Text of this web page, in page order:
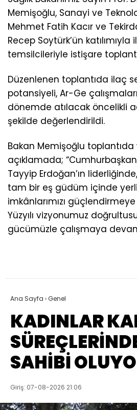
Memişoğlu, Sanayi ve
Mehmet Fatih Kacır ve
Recep Soytürk’ün
temsilcileriyle istişare
Düzenlenen toplantıda ilaç
potansiyeli, Ar-Ge
dönemde atılacak öncelikli
şekilde değerlendirildi.
Bakan Memişoğlu toplantıda
açıklamada;
Tayyip Erdoğan’ın
tam bir eş güdüm içinde
imkânlarımızı güçlendirmeye
Yüzyılı vizyonumuz
gücümüzle çalışmaya
Ana Sayfa ›Genel
KADINLAR
SAHİBİ
Giriş: 07-08-2026 21:06